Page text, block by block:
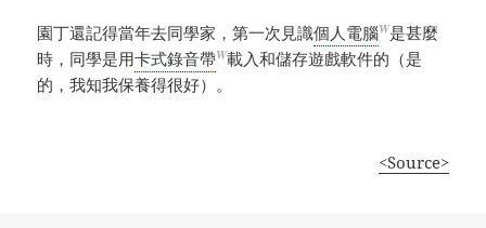
園丁還記得當年去同學家，第一次見識個人電腦W是甚麼
時，同學是用卡式錄音帶W載入和儲存遊戲軟件的（是
的，我知我保養得很好）。
<Source>